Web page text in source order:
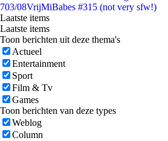
703/08VrijMiBabes #315 (not very sfw!)
Laatste items
Laatste items
Toon berichten uit deze thema's
Actueel
Entertainment
Sport
Film & Tv
Games
Toon berichten van deze types
Weblog
Column